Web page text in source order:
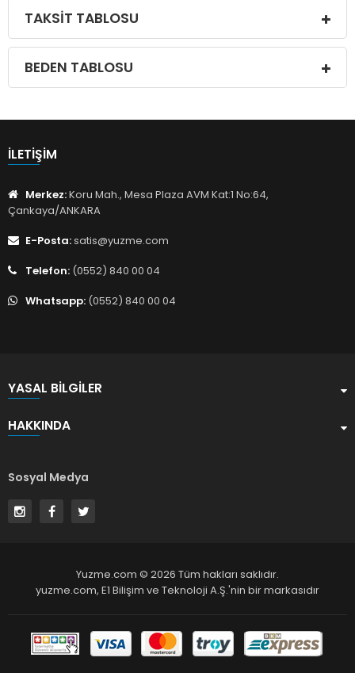
TAKSIT TABLOSU
BEDEN TABLOSU
İLETIŞIM
Merkez:Koru Mah., Mesa Plaza AVM Kat:1 No:64,
Çankaya/ANKARA
E-Posta:satis@yuzme.com
Telefon: (0552) 840 00 04
Whatsapp: (0552) 840 00 04
YASAL BILGILER
HAKKINDA
Sosyal Medya
Yuzme.com © 2026 Tüm hakları saklıdır.
yuzme.com, E1 Bilişim ve Teknoloji A.Ş.'nin bir markasıdır